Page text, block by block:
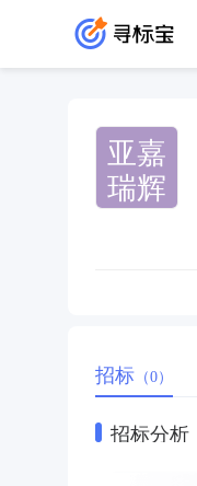
亚嘉
瑞辉
招标 （0）
招标分析